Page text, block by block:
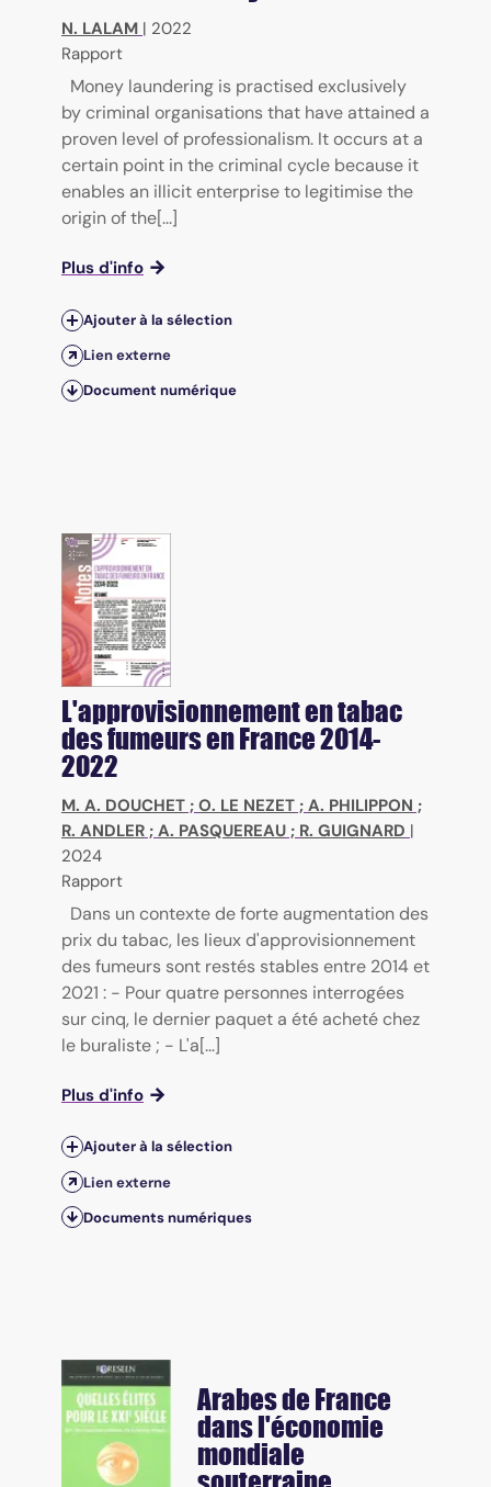
N. LALAM | 2022
Rapport
Money laundering is practised exclusively
by criminal organisations that have attained a
proven level of professionalism. It occurs at a
certain point in the criminal cycle because it
enables an illicit enterprise to legitimise the
origin of the[...]
Plus d'info
Ajouter à la sélection
Lien externe
Document numérique
L'approvisionnement en tabac
des fumeurs en France 2014-
2022
M. A. DOUCHET ; O. LE NEZET ; A. PHILIPPON ;
R. ANDLER ; A. PASQUEREAU ; R. GUIGNARD |
2024
Rapport
Dans un contexte de forte augmentation des
prix du tabac, les lieux d'approvisionnement
des fumeurs sont restés stables entre 2014 et
2021 : - Pour quatre personnes interrogées
sur cinq, le dernier paquet a été acheté chez
le buraliste ; - L'a[...]
Plus d'info
Ajouter à la sélection
Lien externe
Documents numériques
Arabes de France
dans l'économie
mondiale